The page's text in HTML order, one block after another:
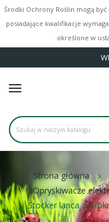
Środki Ochrony Roślin mogą
posiadające kwalifikacje
określone w
Strona główna
Opryskiwacze
Stocker lanca z